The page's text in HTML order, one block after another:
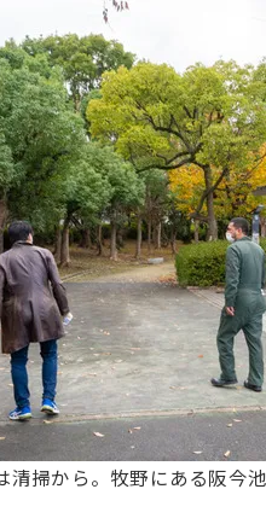
清掃から。牧野にある阪今